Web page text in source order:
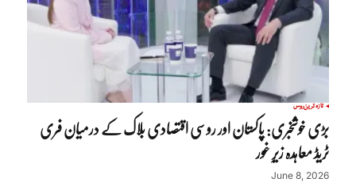
تازہ ترینروس
بڑی خوشخبری: پاکستان اور روسی اقتصادی بلاک کے درمیان فری
ٹریڈ معاہدہ زیرِ غور
June 8, 2026